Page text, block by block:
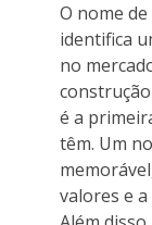
O nome
identifica
no
é a
têm. Um
valores e